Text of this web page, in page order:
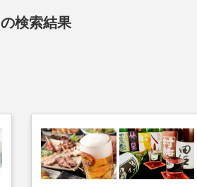
検索結果